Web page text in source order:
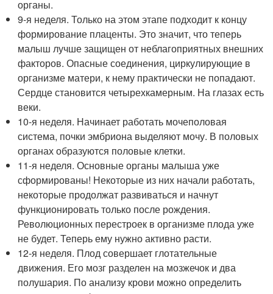
органы.
9-я неделя. Только на этом этапе подходит к концу
формирование плаценты. Это значит, что теперь
малыш лучше защищен от неблагоприятных внешних
факторов. Опасные соединения, циркулирующие в
организме матери, к нему практически не попадают.
Сердце становится четырехкамерным. На глазах есть
веки.
10-я неделя. Начинает работать мочеполовая
система, почки эмбриона выделяют мочу. В половых
органах образуются половые клетки.
11-я неделя. Основные органы малыша уже
сформированы! Некоторые из них начали работать,
некоторые продолжат развиваться и начнут
функционировать только после рождения.
Революционных перестроек в организме плода уже
не будет. Теперь ему нужно активно расти.
12-я неделя. Плод совершает глотательные
движения. Его мозг разделен на мозжечок и два
полушария. По анализу крови можно определить